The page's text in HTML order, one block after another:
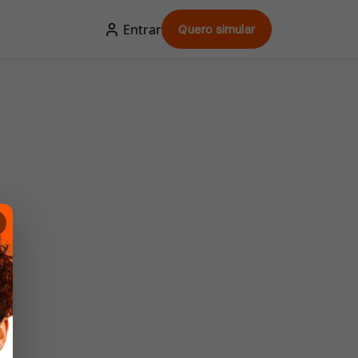
Entrar Quero simular